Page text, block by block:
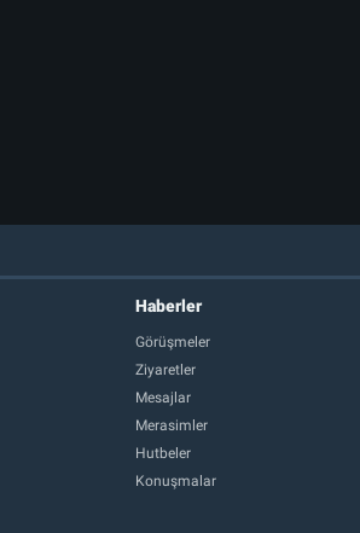
Haberler
Görüşmeler
Ziyaretler
Mesajlar
Merasimler
Hutbeler
Konuşmalar